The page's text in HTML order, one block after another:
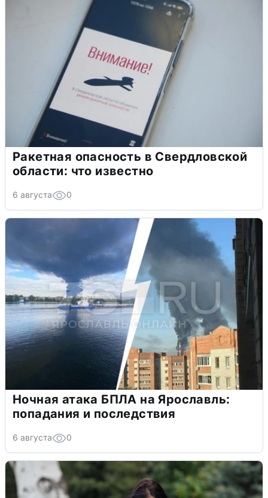
Ракетная опасность в Свердловской
области: что известно
6 августа 0
Ночная атака БПЛА на Ярославль:
попадания и последствия
6 августа 0